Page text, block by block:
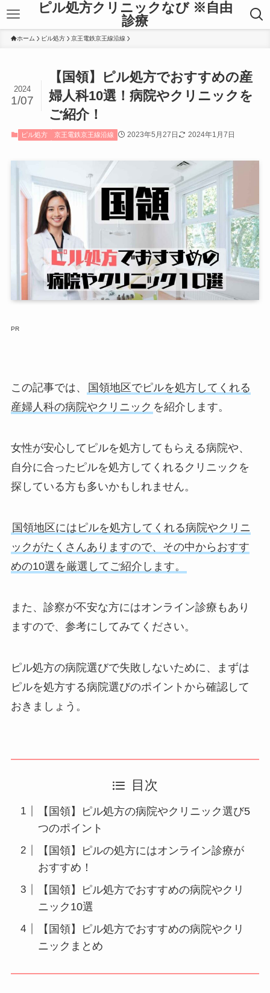
ピル処方クリニックなび ※自由
診療
ホーム ピル処方 京王電鉄京王線沿線
【国領】ピル処方でおすすめの産
婦人科10選！病院やクリニックを
ご紹介！
2024
1/07
ピル処方 京王電鉄京王線沿線 2023年5月27日 2024年1月7日
PR
この記事では、
国領地区でピルを処方してくれる
産婦人科の病院やクリニック を紹介します。
女性が安心してピルを処方してもらえる病院や、
自分に合ったピルを処方してくれるクリニックを
探している方も多いかもしれません。
国領地区にはピルを処方してくれる病院やクリニ
ックがたくさんありますので、その中からおすす
めの10選を厳選してご紹介します。
また、診察が不安な方にはオンライン診療もあり
ますので、参考にしてみてください。
ピル処方の病院選びで失敗しないために、まずは
ピルを処方する病院選びのポイントから確認して
おきましょう。
目次
【国領】ピル処方の病院やクリニック選び5
つのポイント
【国領】ピルの処方にはオンライン診療が
おすすめ！
【国領】ピル処方でおすすめの病院やクリ
ニック10選
【国領】ピル処方でおすすめの病院やクリ
ニックまとめ